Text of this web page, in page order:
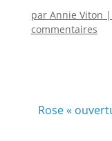
par Annie Viton |
commentaires
Rose «